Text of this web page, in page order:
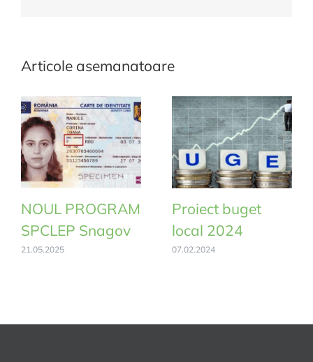
canalizare
existente
Articole asemanatoare
NOUL PROGRAM
SPCLEP Snagov
21.05.2025
Proiect buget
local 2024
07.02.2024